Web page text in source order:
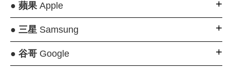
● 蘋果Apple
● 三星Samsung
● 谷哥Google